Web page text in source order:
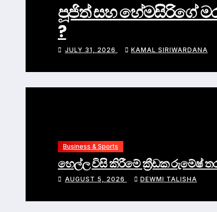
පූජිත් සහ හේමසිරිගේ
?
JULY 31, 2026 KAMAL SIRIWARDANA
Business & Sports
හෙල්ල විසි කිරීමේ ක්‍රීඩක රුමේෂ්
AUGUST 5, 2026 DEWMI TALISHA